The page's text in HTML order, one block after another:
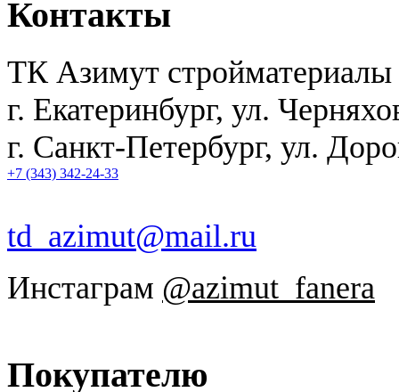
Контакты
ТК Азимут стройматериалы
г. Екатеринбург, ул.
г. Санкт-Петербург, ул.
+7 (343) 342-24-33
td_azimut@mail.ru
Инстаграм @azimut_fanera
Покупателю